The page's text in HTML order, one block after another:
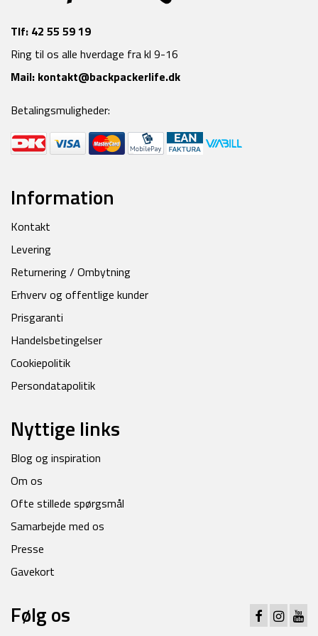
Tlf: 42 55 59 19
Ring til os alle hverdage fra kl 9-16
Mail: kontakt@backpackerlife.dk
Betalingsmuligheder:
Information
Kontakt
Levering
Returnering / Ombytning
Erhverv og offentlige kunder
Prisgaranti
Handelsbetingelser
Cookiepolitik
Persondatapolitik
Nyttige links
Blog og inspiration
Om os
Ofte stillede spørgsmål
Samarbejde med os
Presse
Gavekort
Følg os